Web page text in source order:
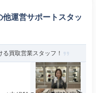
運営サポートスタッ
買取営業スタッフ！